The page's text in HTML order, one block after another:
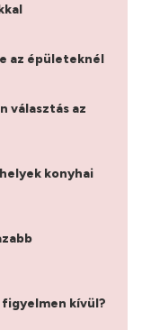
az épületeknél
választás az
konyhai
figyelmen kívül?